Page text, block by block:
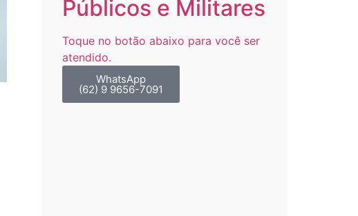
Públicos e Militares
Toque no botão abaixo para você ser
atendido.
WhatsApp
(62) 9 9656-7091